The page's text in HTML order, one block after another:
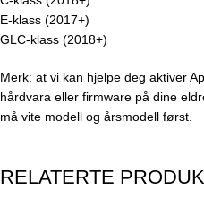
E-klass (2017+)
GLC-klass (2018+)
Merk: at vi kan hjelpe deg aktiver
hårdvara eller firmware på dine
må vite modell og årsmodell først.
RELATERTE